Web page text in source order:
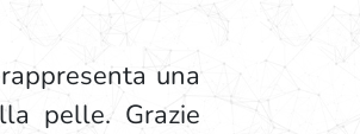
una
pelle. Grazie